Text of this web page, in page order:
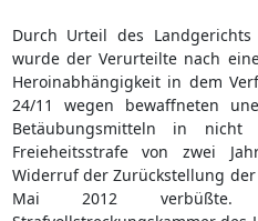
Durch Urteil des
wurde der Verurteilte nach
Heroinabhängigkeit in dem
24/11 wegen bewaffneten
Betäubungsmitteln in
Freieheitsstrafe von zwei
Widerruf der Zurückstellung
Mai 2012